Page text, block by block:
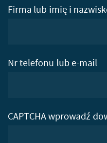
Firma lub imię i
Nr telefonu lub e-mail
CAPTCHA wprowadź